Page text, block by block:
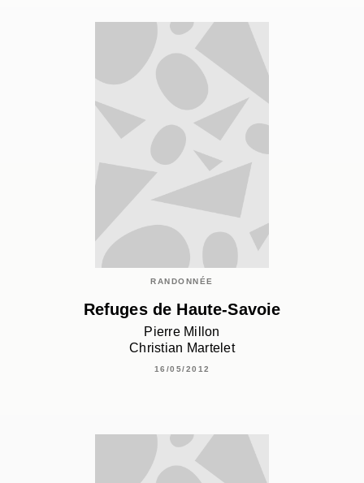
RANDONNÉE
Refuges de Haute-Savoie
Pierre Millon
Christian Martelet
16/05/2012